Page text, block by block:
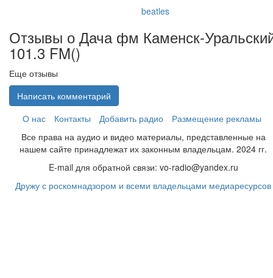
beatles
Отзывы о Дача фм Каменск-
101.3 FM()
Еще отзывы
Написать комментарий
О нас
Контакты Добавить радио
Размещение рекламы
Все права на аудио и видео материалы, представленные на
нашем сайте принадлежат их законным владельцам. 2024 гг.
E-mail для обратной связи: vo-radio@yandex.ru
Дружу с роскомнадзором и всеми владельцами медиаресурсов